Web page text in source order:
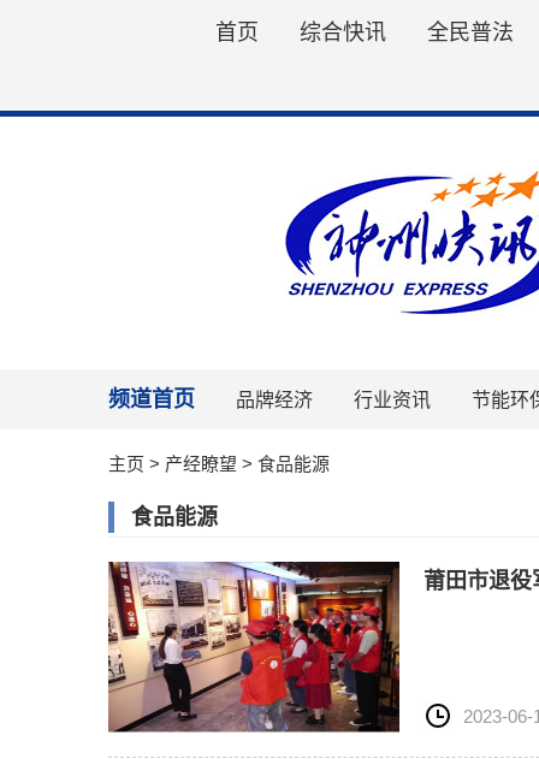
首页 综合快讯 全民普法
频道首页 品牌经济 行业资讯 节能环
主页 > 产经瞭望 > 食品能源
食品能源
莆田市退役
2023-06-